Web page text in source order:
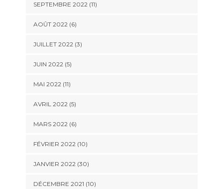
SEPTEMBRE 2022 (11)
AOÛT 2022 (6)
JUILLET 2022 (3)
JUIN 2022 (5)
MAI 2022 (11)
AVRIL 2022 (5)
MARS 2022 (6)
FÉVRIER 2022 (10)
JANVIER 2022 (30)
DÉCEMBRE 2021 (10)